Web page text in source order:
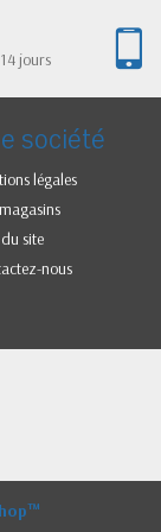
jours
société
légales
site
nous